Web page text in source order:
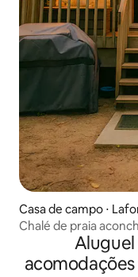
Casa de campo ⋅
Chalé de praia